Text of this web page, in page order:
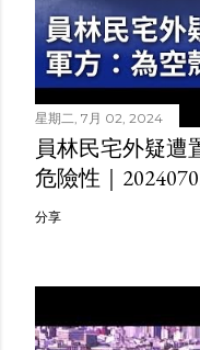
星期二, 7月 02, 2024
員林民宅外疑遭
危險性｜
分享